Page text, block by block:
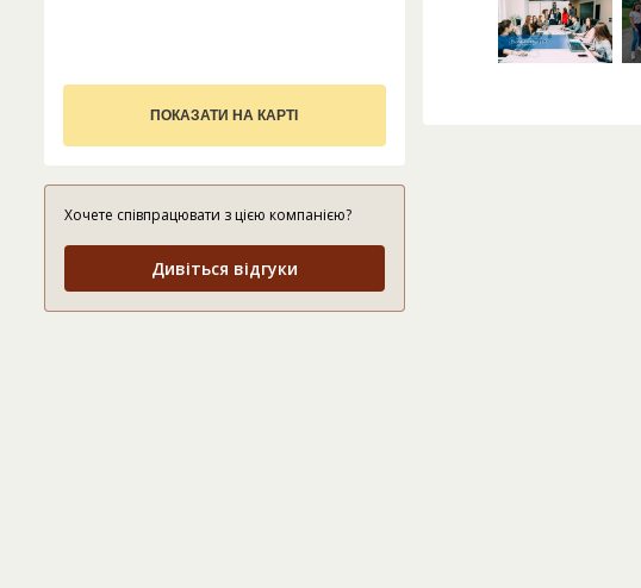
ПОКАЗАТИ НА КАРТІ
Хочете співпрацювати з цією компанією?
Дивіться відгуки